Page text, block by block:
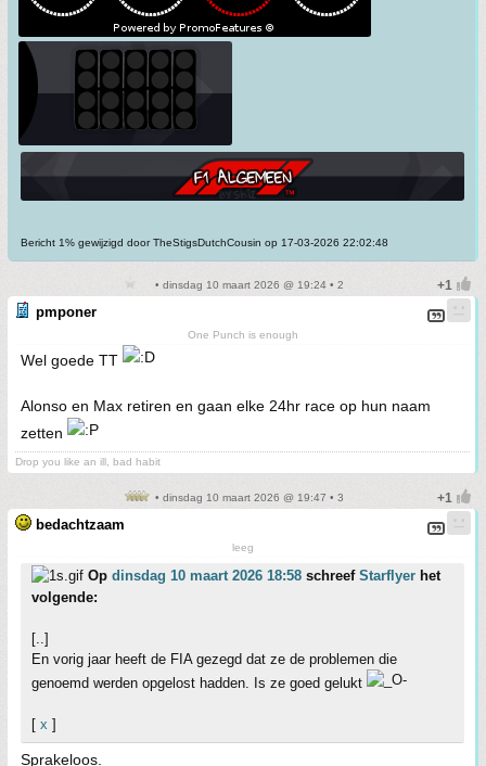
Bericht 1% gewijzigd door TheStigsDutchCousin op 17-03-2026 22:02:48
• dinsdag 10 maart 2026 @ 19:24 • 2
pmponer
One Punch is enough
Wel goede TT
Alonso en Max retiren en gaan elke 24hr race op hun naam
zetten
Drop you like an ill, bad habit
• dinsdag 10 maart 2026 @ 19:47 • 3
bedachtzaam
leeg
Op dinsdag 10 maart 2026 18:58 schreef Starflyer het
volgende:
[..]
En vorig jaar heeft de FIA gezegd dat ze de problemen die
genoemd werden opgelost hadden. Is ze goed gelukt
[ x ]
Sprakeloos.